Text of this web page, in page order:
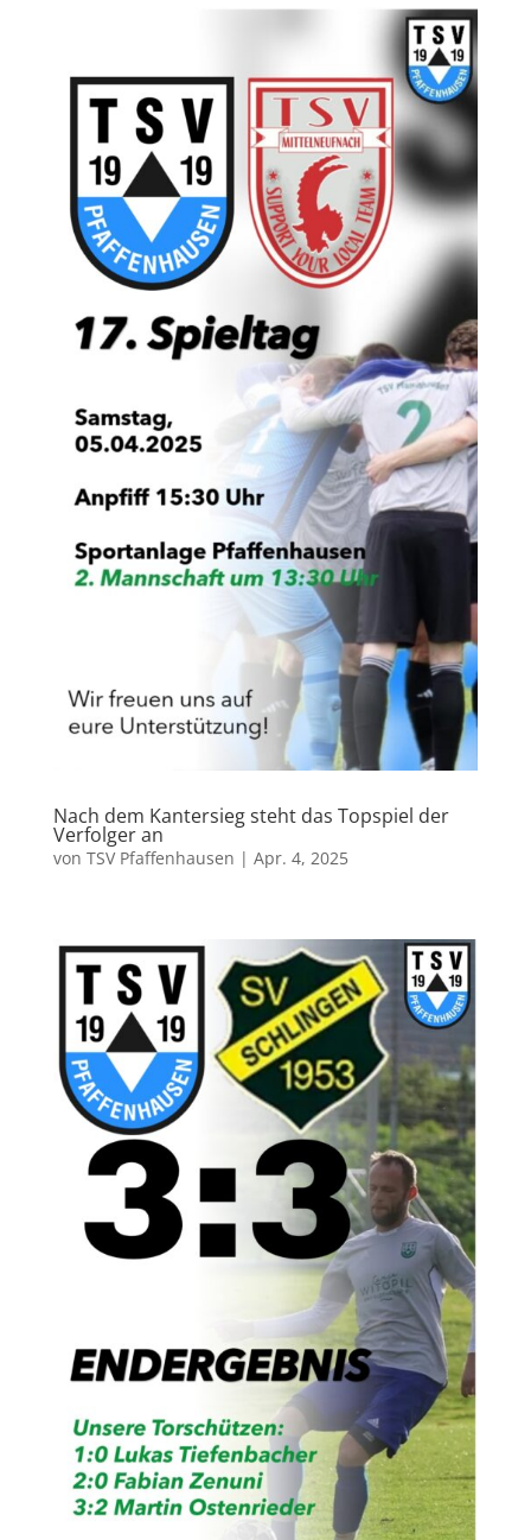
Nach dem Kantersieg steht das Topspiel der
Verfolger an
von TSV Pfaffenhausen | Apr. 4, 2025